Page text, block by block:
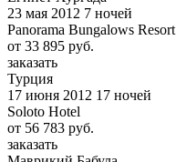
23 мая 2012 7 ночей
Panorama Bungalows Resort
от 33 895 руб.
заказать
Турция
17 июня 2012 17 ночей
Soloto Hotel
от 56 783 руб.
заказать